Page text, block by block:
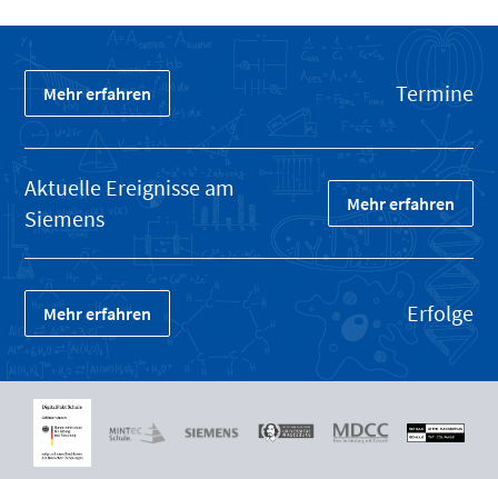
Mehr erfahren Termine
Aktuelle Ereignisse am
Siemens
Mehr erfahren
Mehr erfahren Erfolge